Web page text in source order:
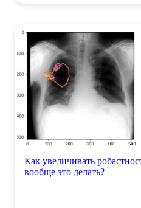
Как увеличивать
вообще это делать?